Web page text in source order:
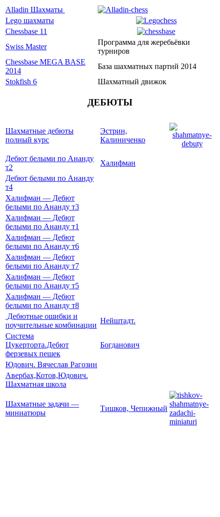
Alladin Шахматы
Lego шахматы
Chessbase 11
Swiss Master
Программа для жеребьёвки
турниров
Chessbase MEGA BASE
2014
База шахматных партий 2014
Stokfish 6
Шахматный движок
ДЕБЮТЫ
Шахматные дебюты
полный курс
Эстрин,
Калиниченко
Дебют белыми по Ананду
т2
Халифман
Дебют белыми по Ананду
т4
Халифман — Дебют
белыми по Ананду т3
Халифман — Дебют
белыми по Ананду т1
Халифман — Дебют
белыми по Ананду т6
Халифман — Дебют
белыми по Ананду т7
Халифман — Дебют
белыми по Ананду т5
Халифман — Дебют
белыми по Ананду т8
Дебютные ошибки и
поучительные комбинации
Нейштадт.
Система
Цукерторта.Дебют
ферзевых пешек
Богданович
Юдович. Вячеслав Рагозин
Авербах,Котов,Юдович.
Шахматная школа
Шахматные задачи —
миниатюры
Тишков, Чепижный